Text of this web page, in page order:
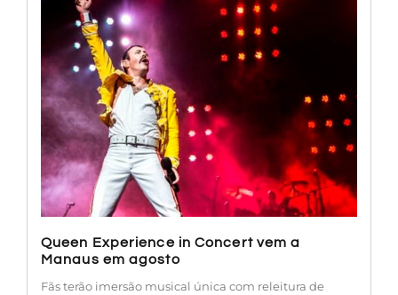
Queen Experience in Concert vem a
Manaus em agosto
Fãs terão imersão musical única com releitura de